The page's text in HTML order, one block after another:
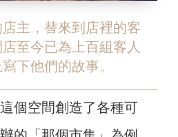
主，替來到店裡的客
至今已為上百組客人
下他們的故事。
個空間創造了各種可